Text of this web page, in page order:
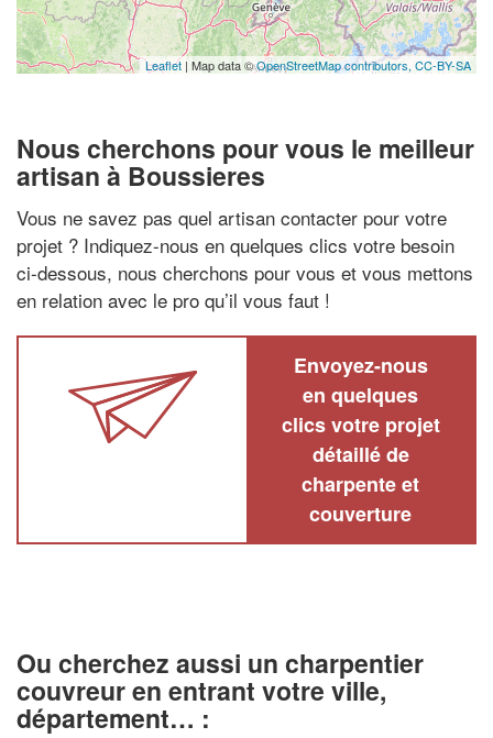
Leaflet | Map data ©OpenStreetMap contributors, CC-BY-SA
Nous cherchons pour vous le meilleur
artisan à Boussieres
Vous ne savez pas quel artisan contacter pour votre
projet ? Indiquez-nous en quelques clics votre besoin
ci-dessous, nous cherchons pour vous et vous mettons
en relation avec le pro qu’il vous faut !
Envoyez-nous
en quelques
clics votre projet
détaillé de
charpente et
couverture
Ou cherchez aussi un charpentier
couvreur en entrant votre ville,
département… :